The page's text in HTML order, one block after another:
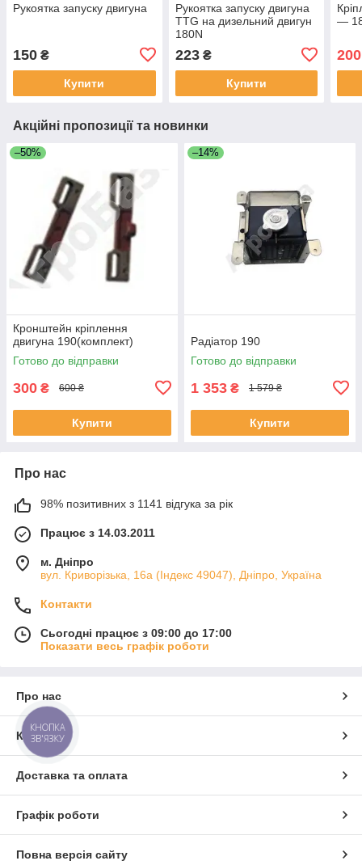
Рукоятка запуску двигуна
150 ₴
Купити
Рукоятка запуску двигуна
TTG на дизельний двигун
180N
223₴
Купити
—
200
Акційні пропозиції та новинки
–50%
Кронштейн кріплення
двигуна 190(комплект)
Готово до відправки
300 ₴ 600 ₴
Купити
–14%
Радіатор 190
Готово до відправки
1 353 ₴ 1 579 ₴
Купити
Про нас
98% позитивних з 1141 відгука за рік
Працює з 14.03.2011
м. Дніпро
вул. Криворізька, 16а (Індекс 49047), Дніпро, Україна
Контакти
Сьогодні працює з 09:00 до 17:00
Показати весь графік роботи
Про нас
Контакти
Доставка та оплата
Графік роботи
Повна версія сайту
КНОПКА
ЗВ'ЯЗКУ